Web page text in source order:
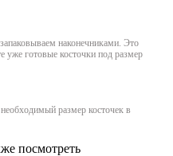
наконечниками. Это
готовые косточки под размер
размер косточек в
посмотреть